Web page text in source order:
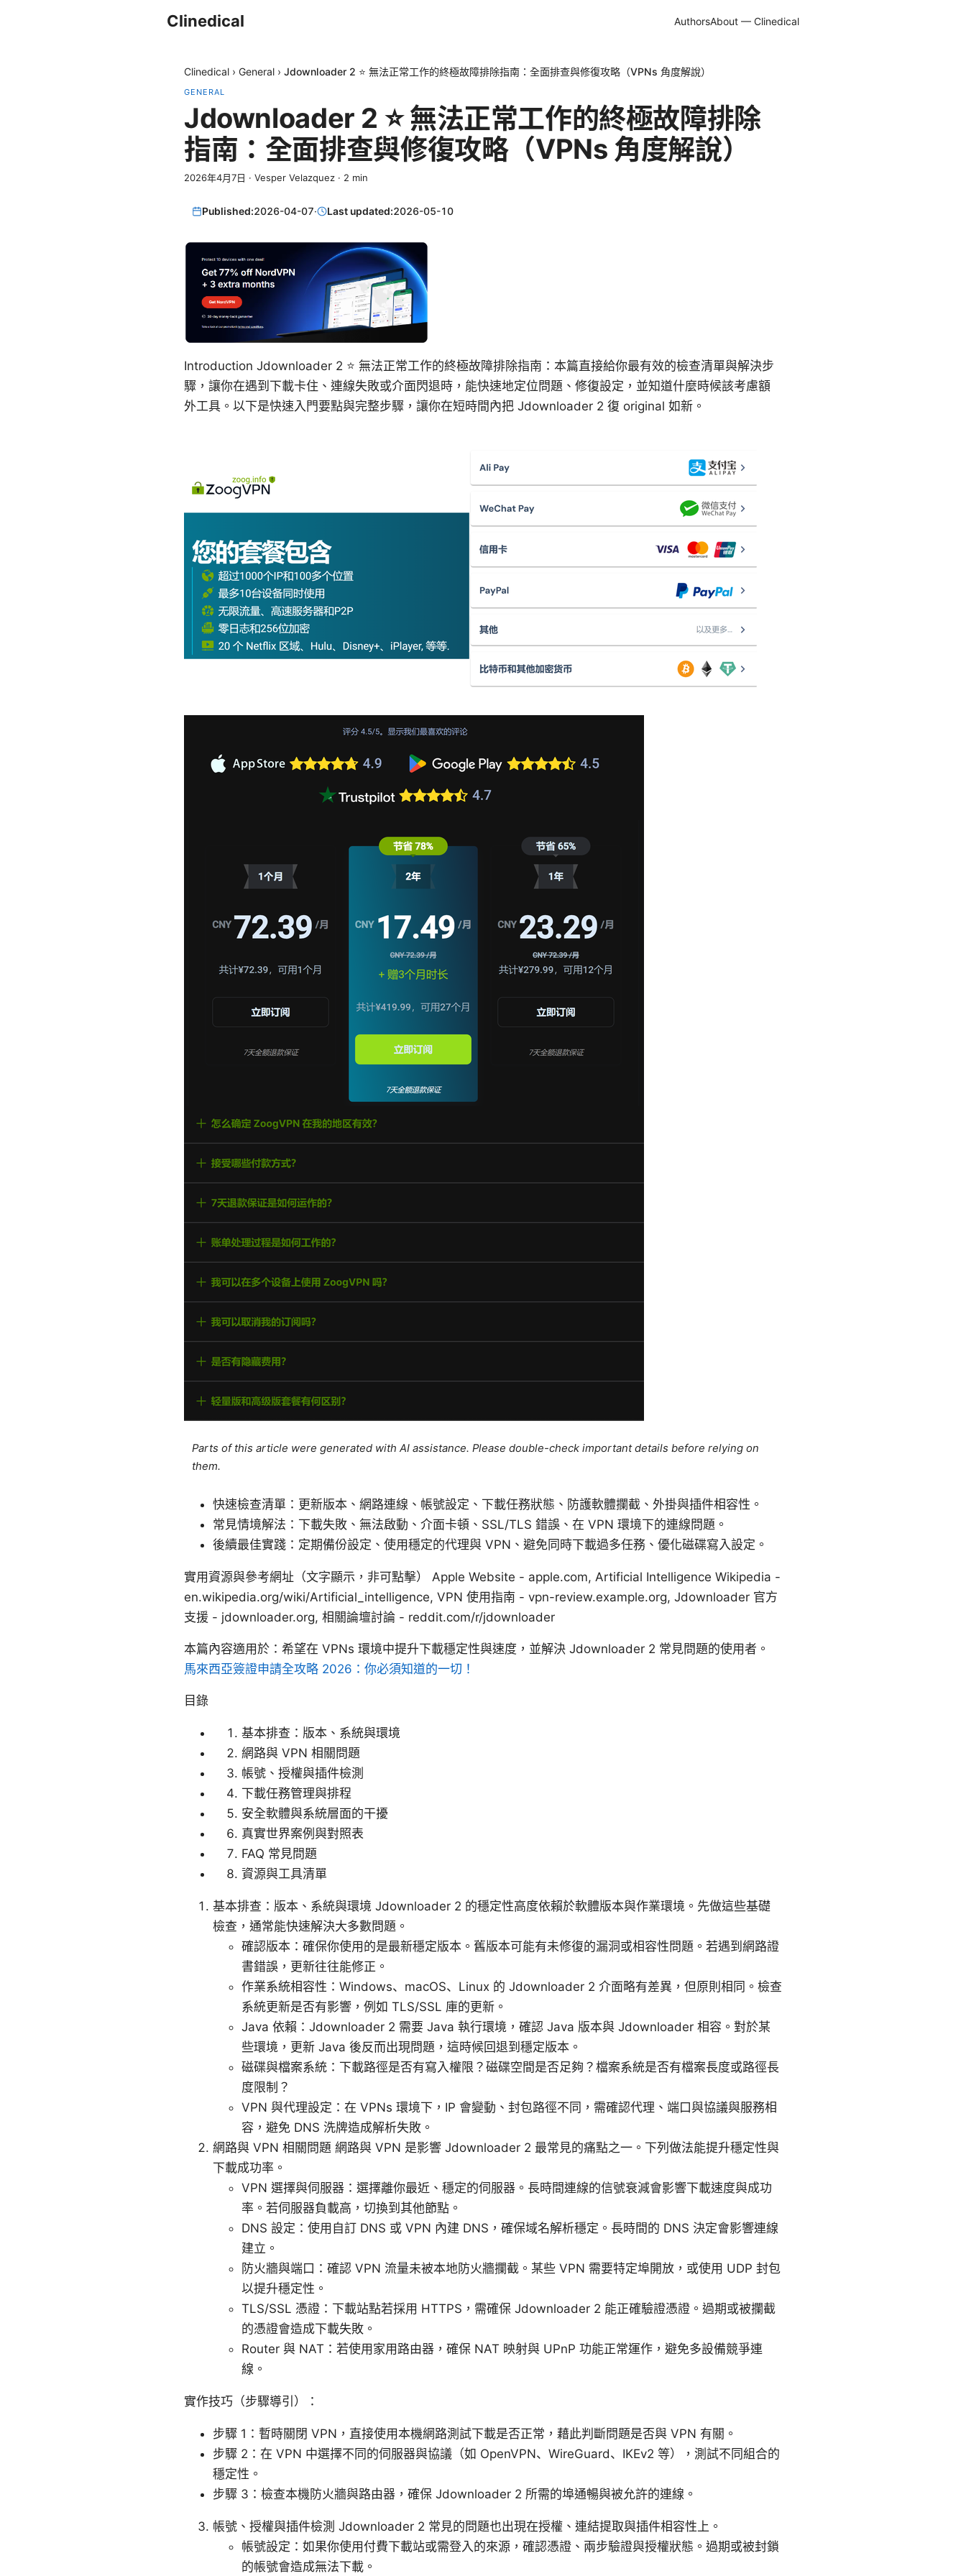
Clinedical AuthorsAbout — Clinedical
Clinedical › General › Jdownloader 2 ⭐ 無法正常工作的終極故障排除指南：全面排查與修復攻略（VPNs 角度解說）
GENERAL
Jdownloader 2 ⭐ 無法正常工作的終極故障排除
指南：全面排查與修復攻略（VPNs 角度解說）
2026年4月7日 · Vesper Velazquez · 2 min
Published:2026-04-07· Last updated:2026-05-10
Introduction Jdownloader 2 ⭐ 無法正常工作的終極故障排除指南：本篇直接給你最有效的檢查清單與解決步
驟，讓你在遇到下載卡住、連線失敗或介面閃退時，能快速地定位問題、修復設定，並知道什麼時候該考慮額
外工具。以下是快速入門要點與完整步驟，讓你在短時間內把 Jdownloader 2 復 original 如新。
Parts of this article were generated with AI assistance. Please double-check important details before relying on
them.
快速檢查清單：更新版本、網路連線、帳號設定、下載任務狀態、防護軟體攔截、外掛與插件相容性。
常見情境解法：下載失敗、無法啟動、介面卡頓、SSL/TLS 錯誤、在 VPN 環境下的連線問題。
後續最佳實踐：定期備份設定、使用穩定的代理與 VPN、避免同時下載過多任務、優化磁碟寫入設定。
實用資源與參考網址（文字顯示，非可點擊） Apple Website - apple.com, Artificial Intelligence Wikipedia -
en.wikipedia.org/wiki/Artificial_intelligence, VPN 使用指南 - vpn-review.example.org, Jdownloader 官方
支援 - jdownloader.org, 相關論壇討論 - reddit.com/r/jdownloader
本篇內容適用於：希望在 VPNs 環境中提升下載穩定性與速度，並解決 Jdownloader 2 常見問題的使用者。
馬來西亞簽證申請全攻略 2026：你必須知道的一切！
目錄
基本排查：版本、系統與環境
網路與 VPN 相關問題
帳號、授權與插件檢測
下載任務管理與排程
安全軟體與系統層面的干擾
真實世界案例與對照表
FAQ 常見問題
資源與工具清單
基本排查：版本、系統與環境 Jdownloader 2 的穩定性高度依賴於軟體版本與作業環境。先做這些基礎
檢查，通常能快速解決大多數問題。
確認版本：確保你使用的是最新穩定版本。舊版本可能有未修復的漏洞或相容性問題。若遇到網路證
書錯誤，更新往往能修正。
作業系統相容性：Windows、macOS、Linux 的 Jdownloader 2 介面略有差異，但原則相同。檢查
系統更新是否有影響，例如 TLS/SSL 庫的更新。
Java 依賴：Jdownloader 2 需要 Java 執行環境，確認 Java 版本與 Jdownloader 相容。對於某
些環境，更新 Java 後反而出現問題，這時候回退到穩定版本。
磁碟與檔案系統：下載路徑是否有寫入權限？磁碟空間是否足夠？檔案系統是否有檔案長度或路徑長
度限制？
VPN 與代理設定：在 VPNs 環境下，IP 會變動、封包路徑不同，需確認代理、端口與協議與服務相
容，避免 DNS 洗牌造成解析失敗。
網路與 VPN 相關問題 網路與 VPN 是影響 Jdownloader 2 最常見的痛點之一。下列做法能提升穩定性與
下載成功率。
VPN 選擇與伺服器：選擇離你最近、穩定的伺服器。長時間連線的信號衰減會影響下載速度與成功
率。若伺服器負載高，切換到其他節點。
DNS 設定：使用自訂 DNS 或 VPN 內建 DNS，確保域名解析穩定。長時間的 DNS 決定會影響連線
建立。
防火牆與端口：確認 VPN 流量未被本地防火牆攔截。某些 VPN 需要特定埠開放，或使用 UDP 封包
以提升穩定性。
TLS/SSL 憑證：下載站點若採用 HTTPS，需確保 Jdownloader 2 能正確驗證憑證。過期或被攔截
的憑證會造成下載失敗。
Router 與 NAT：若使用家用路由器，確保 NAT 映射與 UPnP 功能正常運作，避免多設備競爭連
線。
實作技巧（步驟導引）：
步驟 1：暫時關閉 VPN，直接使用本機網路測試下載是否正常，藉此判斷問題是否與 VPN 有關。
步驟 2：在 VPN 中選擇不同的伺服器與協議（如 OpenVPN、WireGuard、IKEv2 等），測試不同組合的
穩定性。
步驟 3：檢查本機防火牆與路由器，確保 Jdownloader 2 所需的埠通暢與被允許的連線。
帳號、授權與插件檢測 Jdownloader 2 常見的問題也出現在授權、連結提取與插件相容性上。
帳號設定：如果你使用付費下載站或需登入的來源，確認憑證、兩步驗證與授權狀態。過期或被封鎖
的帳號會造成無法下載。